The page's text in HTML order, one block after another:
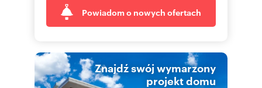
Powiadom o nowych ofertach
Znajdź swój wymarzony
projekt domu